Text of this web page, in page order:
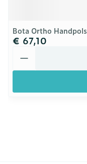
Bota Ortho
€ 67,10